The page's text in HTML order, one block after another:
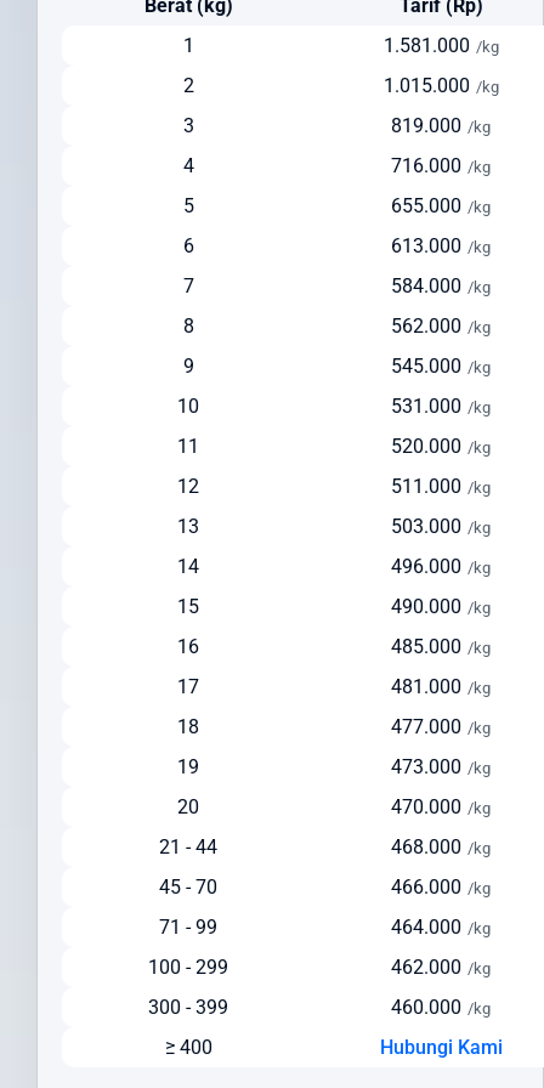
Cara Kirim Paket ke Armenia yang Efisien dan
Kirim paket ke Armenia
dari Indonesia kini menjadi lebih mudah
dengan Intrasia.id. Kami menawarkan berbagai opsi pengiriman
Cocok untuk dokumen penting, barang bernilai tinggi, dan
pengiriman urgent
Pelacakan real-time untuk memantau status paket Anda
Solusi seimbang antara kecepatan dan biaya
Ideal untuk pengiriman reguler dengan biaya lebih terjangkau
Tersedia layanan pickup dari alamat pengirim
Pengiriman via Laut
Estimasi waktu pengiriman: 30-45 hari
Cocok untuk barang berat di atas 150 kg
Solusi hemat untuk pengiriman yang tidak terlalu mendesak
Cek Ongkir ke Armenia Dengan Mudah
Sebelum mengirim paket, lakukan cek ongkir ke Armenia untuk
mempersiapkan anggaran pengiriman Anda. Intrasia.id
Faktor yang memengaruhi biaya pengiriman ke Armenia meliputi:
Jenis layanan yang dipilih (express/standard)
Lokasi pengiriman dan penerimaan
Layanan tambahan yang dipilih
Berat (kg)
Tarif (Rp)
1
1.581.000 /kg
2 1.015.000 /kg
3 819.000 /kg
4 716.000 /kg
5 655.000 /kg
6 613.000 /kg
7 584.000 /kg
8 562.000 /kg
9 545.000 /kg
10 531.000 /kg
11 520.000 /kg
12 511.000 /kg
13 503.000 /kg
14 496.000 /kg
15 490.000 /kg
16 485.000 /kg
17 481.000 /kg
18 477.000 /kg
19 473.000 /kg
20 470.000 /kg
21 - 44 468.000 /kg
45 - 70 466.000 /kg
71 - 99 464.000 /kg
100 - 299 462.000 /kg
300 - 399 460.000 /kg
≥ 400 Hubungi Kami